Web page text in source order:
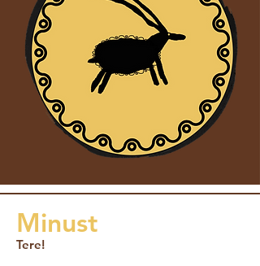
Minust
Tere!